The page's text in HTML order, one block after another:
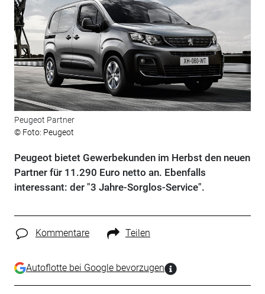
Peugeot Partner
© Foto: Peugeot
Peugeot bietet Gewerbekunden im Herbst den neuen
Partner für 11.290 Euro netto an. Ebenfalls
interessant: der "3 Jahre-Sorglos-Service".
Kommentare Teilen
Autoflotte bei Google bevorzugen